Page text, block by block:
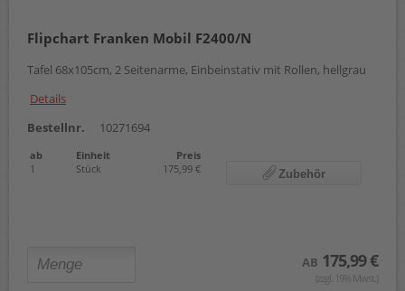
Flipchart Franken Mobil F2400/N
Tafel 68x105cm, 2 Seitenarme, Einbeinstativ mit Rollen, hellgrau
Details
Bestellnr.
10271694
ab Einheit
Preis
1
Stück 175,99 € Zubehör
AB 175,99 €
(zzgl. 19% Mwst.)